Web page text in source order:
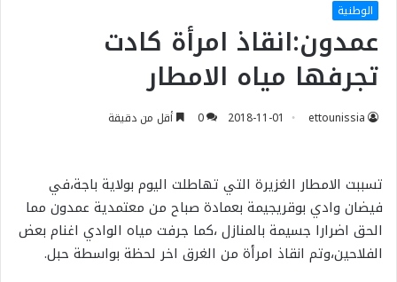
الوطنية
عمدون:انقاذ امرأة كادت
تجرفها مياه الامطار
ettounissia
2018-11-01
0 أقل من دقيقة
تسببت الامطار الغزيرة التي تهاطلت اليوم بولاية باجة،في
فيضان وادي بوقريجيمة بعمادة صباح من معتمدية عمدون مما
الحق اضرارا جسيمة بالمنازل ،كما جرفت مياه الوادي اغنام بعض
الفلاحين،وتم انقاذ امرأة من الغرق اخر لحظة بواسطة حبل.